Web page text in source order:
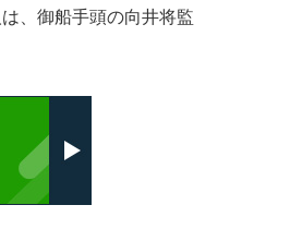
、御船手頭の向井将監